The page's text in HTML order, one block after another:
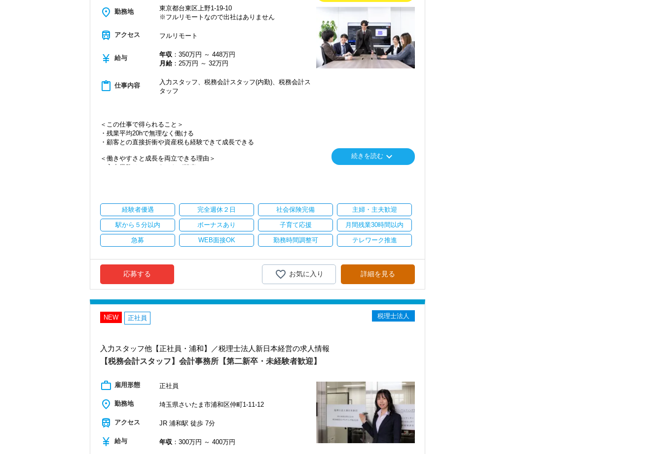
place 勤務地
東京都台東区上野1-19-10
※フルリモートなので出社はありません
train アクセス フルリモート
currency_yen 給与 年収 ：350万円 ～ 448万円
月給：25万円 ～ 32万円
content_paste 仕事内容
入力スタッフ、税務会計スタッフ(内勤)、税務会計ス
タッフ
＜この仕事で得られること＞
・残業平均20hで無理なく働ける
・顧客との直接折衝や資産税も経験できて成長できる
＜働きやすさと成長を両立できる理由＞
・入力業務はアシスタントが担当
・顧客と直接折衝する機会が豊富
・経験値が自然と積み上がる環境
＜働きやすい環境＞
・有給取得率90％以上
・年間休日125日以上
・男性の育休取得率100％
・テレワーク導入済み
・全席デュアルモニタ完備
・クライアント2500社以上
・9割が紹介の安定基盤
・一般企業～医療・学校法人まで対応
・相続／事業承継／M&Aにも対応
＜成長中の税理士法人＞
・従業員240名以上に拡大
・専門家が在籍しワンストップ支援
＜学びを後押し＞
・書籍購入費／研修費は全額会社負担
・隔月で税法・実務の学習会あり
・資格取得を目指す社員が多数
続きを読む keyboard_arrow_down
経験者優遇 完全週休２日 社会保険完備 主婦・主夫歓迎
駅から５分以内 ボーナスあり 子育て応援 月間残業30時間以内
急募 WEB面接OK 勤務時間調整可 テレワーク推進
応募する 詳細を見る
お気に入り
NEW 正社員 税理士法人
入力スタッフ他【正社員・浦和】／税理士法人新日本経営の求人情報
【税務会計スタッフ】会計事務所【第二新卒・未経験者歓迎】
work_outline 雇用形態 正社員
place 勤務地 埼玉県さいたま市浦和区仲町1-11-12
train アクセス JR 浦和駅 徒歩 7分
currency_yen 給与 年収 ：300万円 ～ 400万円